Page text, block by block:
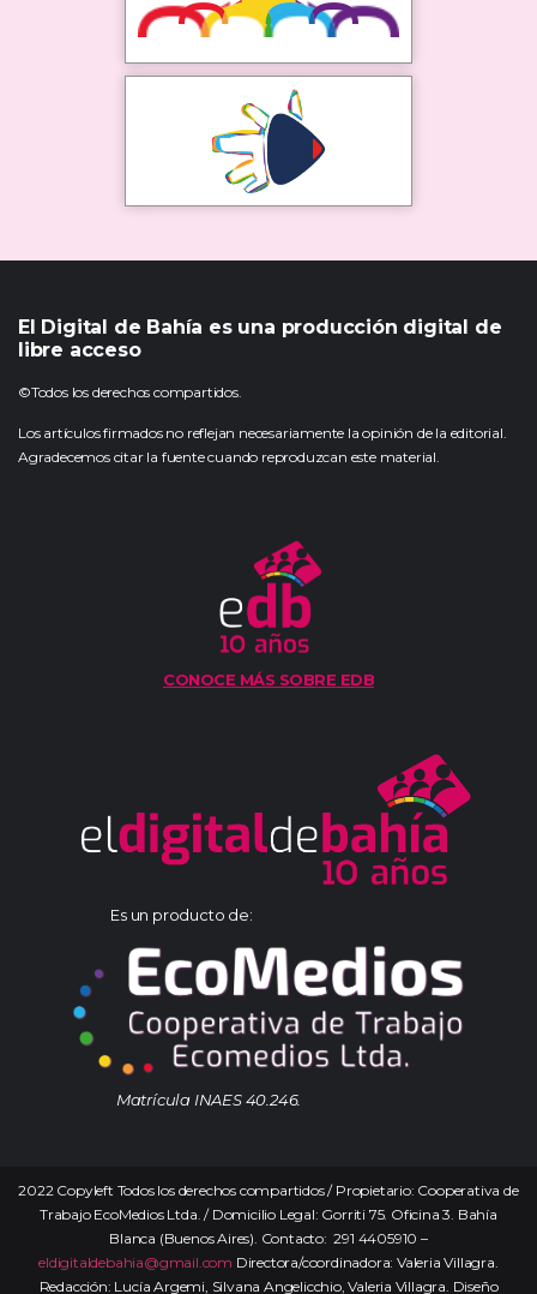
El Digital de Bahía es una producción digital de
libre acceso
©Todos los derechos compartidos.
Los artículos firmados no reflejan necesariamente la opinión de la editorial.
Agradecemos citar la fuente cuando reproduzcan este material.
CONOCE MÁS SOBRE EDB
Es un producto de:
Matrícula INAES 40.246.
2022 Copyleft Todos los derechos compartidos / Propietario: Cooperativa de
Trabajo EcoMedios Ltda. / Domicilio Legal: Gorriti 75. Oficina 3. Bahía
Blanca (Buenos Aires). Contacto: 291 4405910 –
eldigitaldebahia@gmail.com Directora/coordinadora: Valeria Villagra.
Redacción: Lucía Argemi, Silvana Angelicchio, Valeria Villagra. Diseño